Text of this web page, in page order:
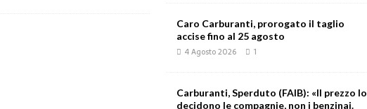
Caro Carburanti, prorogato il taglio
accise fino al 25 agosto
4 Agosto 2026 1
Carburanti, Sperduto (FAIB): «Il prezzo lo
decidono le compagnie, non i benzinai.